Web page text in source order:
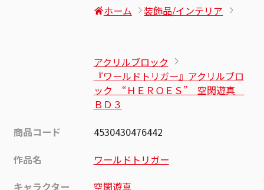
ホーム 装飾品/インテリア
アクリルブロック
『ワールドトリガー』アクリルブロ
ック “ＨＥＲＯＥＳ” 空閑遊真
ＢＤ３
商品コード
4530430476442
作品名
ワールドトリガー
キャラクター
空閑遊真